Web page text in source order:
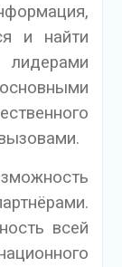
и найти
лидерами
всей